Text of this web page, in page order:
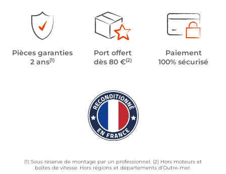
Pièces garanties
2 ans(1)
Port offert
dès 80 €(2)
Paiement
100% sécurisé
(1) Sous réserve de montage par un professionnel. (2) Hors moteurs et
boîtes de vitesse. Hors régions et départements d’Outre-mer.